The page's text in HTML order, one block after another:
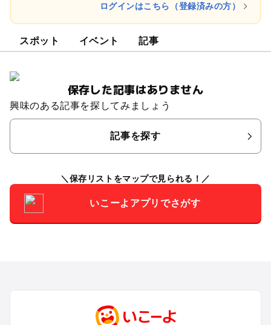
ログインはこちら（登録済みの方）
スポット イベント 記事
保存した記事はありません
興味のある記事を探してみましょう
記事を探す
保存リストをマップで見られる！
いこーよアプリでさがす